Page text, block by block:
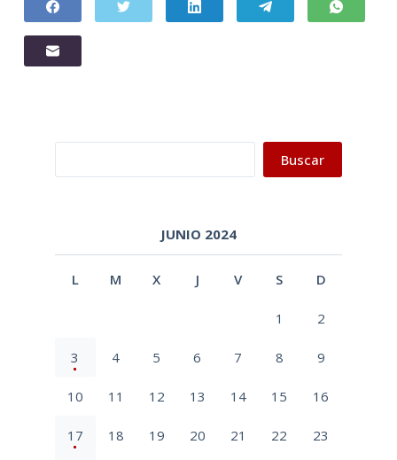
Buscar
JUNIO 2024
L M X J V S D
1 2
3 4 5 6 7 8 9
10 11 12 13 14 15 16
17 18 19 20 21 22 23